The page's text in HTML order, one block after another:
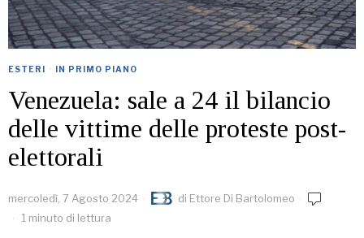
ESTERI · IN PRIMO PIANO
Venezuela: sale a 24 il bilancio
delle vittime delle proteste post-
elettorali
mercoledì, 7 Agosto 2024 di Ettore Di Bartolomeo
1 minuto di lettura